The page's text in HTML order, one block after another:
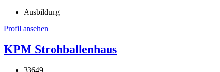
Ausbildung
Profil ansehen
KPM Strohballenhaus
33649